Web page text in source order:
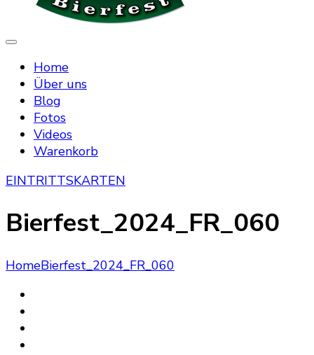
Niederrheinisches Bierfest
Home
Über uns
Blog
Fotos
Videos
Warenkorb
EINTRITTSKARTEN
Bierfest_2024_FR_060
HomeBierfest_2024_FR_060